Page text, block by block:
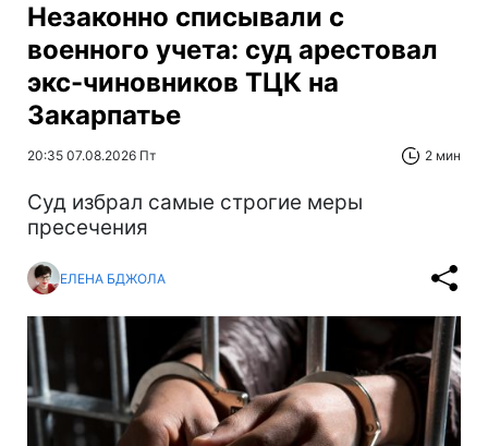
Незаконно списывали с
военного учета: суд арестовал
экс-чиновников ТЦК на
Закарпатье
20:35 07.08.2026 Пт 2 мин
Суд избрал самые строгие меры
пресечения
ЕЛЕНА БДЖОЛА